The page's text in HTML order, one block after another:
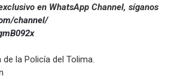
en WhatsApp Channel, síganos
channel/
la Policía del Tolima.